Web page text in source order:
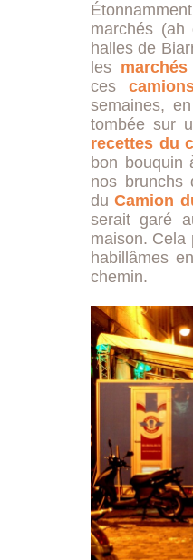
marchés
halles de
les marchés
ces
semaines,
tombée sur
recettes du
bon bouquin
nos brunchs
duCamion
serait garé
maison. Cela
habillâmes
chemin.